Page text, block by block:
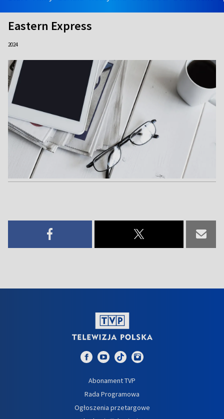
Eastern Express
2024
Abonament TVP
Rada Programowa
Ogłoszenia przetargowe